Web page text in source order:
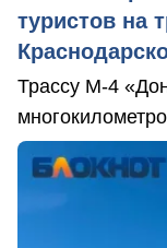
туристов на
Трассу М-4